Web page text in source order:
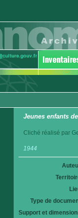
Jeunes enfants
Cliché réalisé par
1944
Type de
Support et